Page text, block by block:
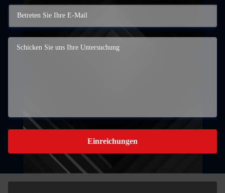
Einreichungen